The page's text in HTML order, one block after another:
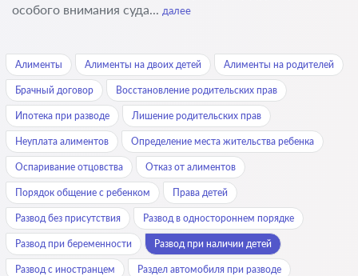
особого внимания суда... далее
Алименты Алименты на двоих детей Алименты на родителей
Брачный договор Восстановление родительских прав
Ипотека при разводе Лишение родительских прав
Неуплата алиментов Определение места жительства ребенка
Оспаривание отцовства Отказ от алиментов
Порядок общение с ребенком Права детей
Развод без присутствия Развод в одностороннем порядке
Развод при беременности Развод при наличии детей
Развод с иностранцем Раздел автомобиля при разводе